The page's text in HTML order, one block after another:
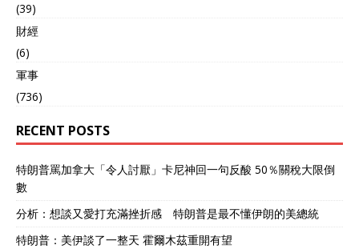
(39)
財經
(6)
軍事
(736)
RECENT POSTS
特朗普罵加拿大「令人討厭」卡尼神回一句反酸 50％關稅大限倒
數
分析：想談又愛打充滿挫折感 特朗普是最不懂伊朗的美總統
特朗普：美伊談了一整天 霍爾木茲重開有望